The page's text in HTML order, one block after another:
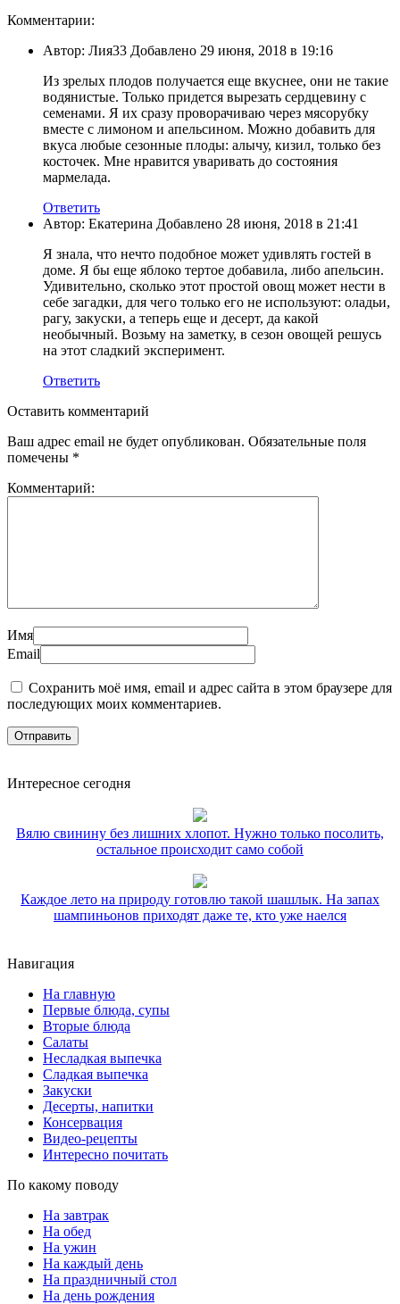
Комментарии:
Автор: Лия33 Добавлено 29 июня, 2018 в 19:16
Из зрелых плодов получается еще вкуснее, они не такие
водянистые. Только придется вырезать сердцевину с
семенами. Я их сразу проворачиваю через мясорубку
вместе с лимоном и апельсином. Можно добавить для
вкуса любые сезонные плоды: алычу, кизил, только без
косточек. Мне нравится уваривать до состояния
мармелада.
Ответить
Автор: Екатерина Добавлено 28 июня, 2018 в 21:41
Я знала, что нечто подобное может удивлять гостей в
доме. Я бы еще яблоко тертое добавила, либо апельсин.
Удивительно, сколько этот простой овощ может нести в
себе загадки, для чего только его не используют: оладьи,
рагу, закуски, а теперь еще и десерт, да какой
необычный. Возьму на заметку, в сезон овощей решусь
на этот сладкий эксперимент.
Ответить
Оставить комментарий
Ваш адрес email не будет опубликован. Обязательные поля
помечены *
Комментарий:
Имя
Email
Сохранить моё имя, email и адрес сайта в этом браузере для
последующих моих комментариев.
Интересное сегодня
Вялю свинину без лишних хлопот. Нужно только посолить,
остальное происходит само собой
Каждое лето на природу готовлю такой шашлык. На запах
шампиньонов приходят даже те, кто уже наелся
Навигация
На главную
Первые блюда, супы
Вторые блюда
Салаты
Несладкая выпечка
Сладкая выпечка
Закуски
Десерты, напитки
Консервация
Видео-рецепты
Интересно почитать
По какому поводу
На завтрак
На обед
На ужин
На каждый день
На праздничный стол
На день рождения